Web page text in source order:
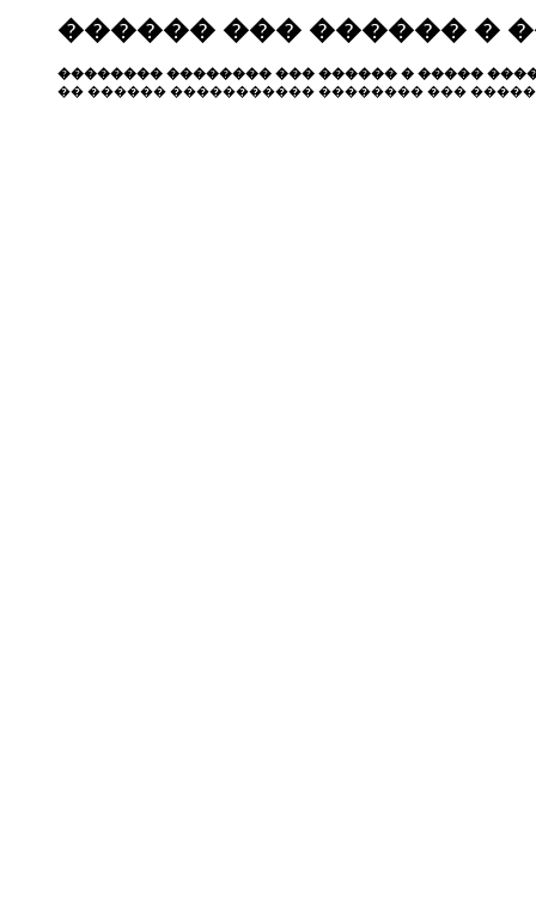
������ ��� ������ �
�������� �������� ��� ������ � �����
�� ������ ����������� �������� ���